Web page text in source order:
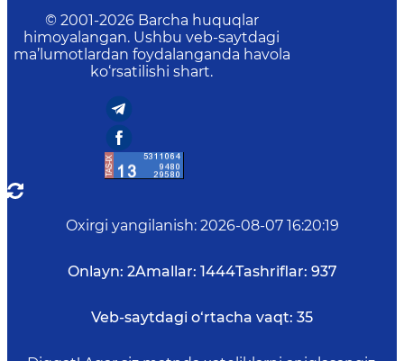
© 2001-2026 Barcha huquqlar
himoyalangan. Ushbu veb-saytdagi
ma’lumotlardan foydalanganda havola
ko‘rsatilishi shart.
Oxirgi yangilanish: 2026-08-07 16:20:19
Onlayn: 2Amallar: 1444Tashriflar: 937
Veb-saytdagi o‘rtacha vaqt: 35